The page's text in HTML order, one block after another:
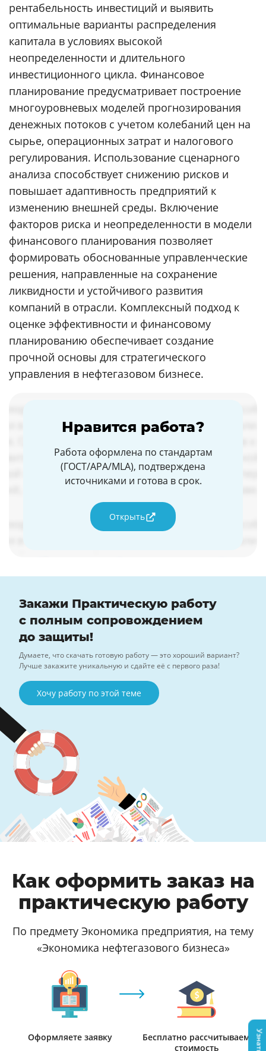
рентабельность инвестиций и выявить
оптимальные варианты распределения
капитала в условиях высокой
неопределенности и длительного
инвестиционного цикла. Финансовое
планирование предусматривает построение
многоуровневых моделей прогнозирования
денежных потоков с учетом колебаний цен на
сырье, операционных затрат и налогового
регулирования. Использование сценарного
анализа способствует снижению рисков и
повышает адаптивность предприятий к
изменению внешней среды. Включение
факторов риска и неопределенности в модели
финансового планирования позволяет
формировать обоснованные управленческие
решения, направленные на сохранение
ликвидности и устойчивого развития
компаний в отрасли. Комплексный подход к
оценке эффективности и финансовому
планированию обеспечивает создание
прочной основы для стратегического
управления в нефтегазовом бизнесе.
Нравится работа?
Работа оформлена по стандартам
(ГОСТ/APA/MLA), подтверждена
источниками и готова в срок.
Открыть
Закажи Практическую работу
с полным сопровождением
до защиты!
Думаете, что скачать готовую работу — это хороший вариант?
Лучше закажите уникальную и сдайте её с первого раза!
Хочу работу по этой теме
Как оформить заказ на
практическую работу
По предмету Экономика предприятия, на тему
«Экономика нефтегазового бизнеса»
Оформляете заявку
Бесплатно рассчитываем
стоимость